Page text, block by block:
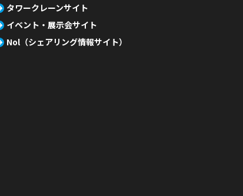
タワークレーンサイト
イベント・展示会サイト
Nol（シェアリング情報サイト）